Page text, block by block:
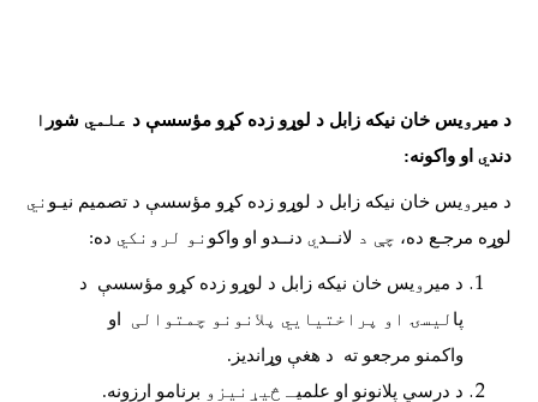
د میر ویس خان نیکه زابل د لوړو زده کړو مؤسسې د علمي شور ا
دندياو واکونه:
د میر و یس خان نیکه زابل د لوړو زده کړو مؤسسې د تصمیم نیـو ني
لوړه مرجـع ده، چې د لانــدي دنــدو او واکو نو لرونکي ده:
د میر و یس خان نیکه زابل د لوړو زده کړو مؤسسې د
پا ليسۍ او پراختیايي پلانونو چمتوالی
او
واکمنو مرجعو ته
د هغې وړاندیز .
د درسي پلانونو او علميـ څيړنيزو برنامو ارزونه.